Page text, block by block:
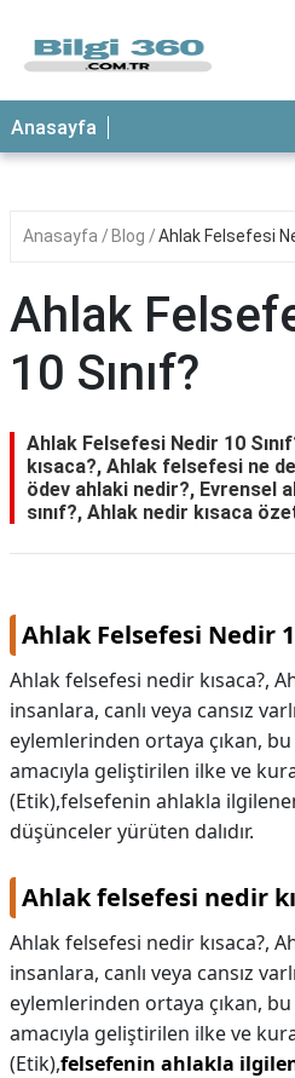
ANASAYFA
Anasayfa
Anasayfa Blog Ahlak Felsefesi
Ahlak
10 Sınıf?
Ahlak Felsefesi Nedir 10
kısaca?, Ahlak felsefesi ne
ödev ahlaki nedir?, Evrensel
sınıf?, Ahlak nedir kısaca
Ahlak Felsefesi Nedir
Ahlak felsefesi nedir kısaca?,
insanlara, canlı veya cansız
eylemlerinden ortaya çıkan,
amacıyla geliştirilen ilke ve
(Etik),felsefenin ahlakla
düşünceler yürüten dalıdır.
Ahlak felsefesi nedir
Ahlak felsefesi nedir kısaca?,
insanlara, canlı veya cansız
eylemlerinden ortaya çıkan,
amacıyla geliştirilen ilke ve
(Etik),felsefenin ahlakla